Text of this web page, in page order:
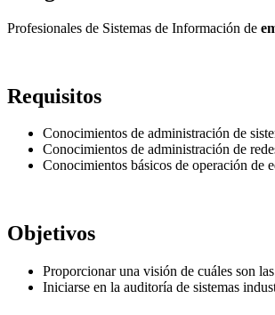
Profesionales de Sistemas de Información de
Requisitos
Conocimientos de administración de
Conocimientos de administración de
Conocimientos básicos de operación de
Objetivos
Proporcionar una visión de cuáles son
Iniciarse en la auditoría de sistemas